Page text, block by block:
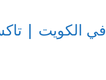
بسيارة 6 ركاب في